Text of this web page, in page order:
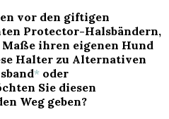
vor den giftigen
Protector-Halsbändern,
ihren eigenen Hund
Halter zu Alternativen
* oder
Sie diesen
Weg geben?